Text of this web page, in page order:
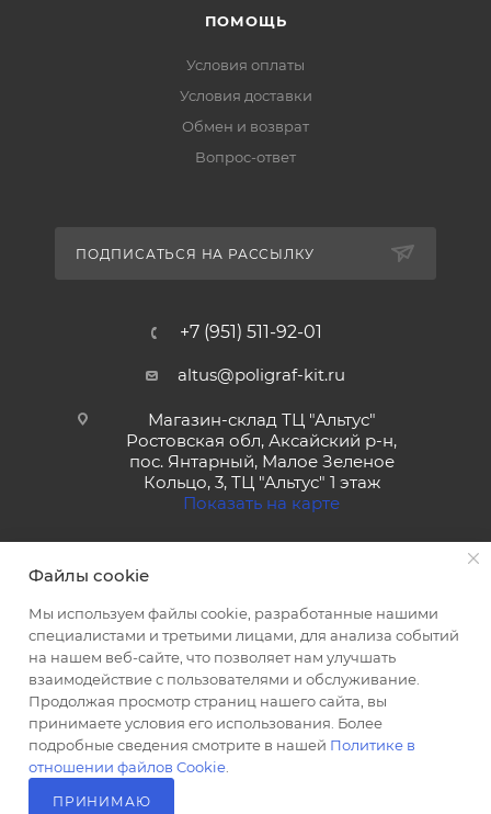
ПОМОЩЬ
Условия оплаты
Условия доставки
Обмен и возврат
Вопрос-ответ
ПОДПИСАТЬСЯ НА РАССЫЛКУ
+7 (951) 511-92-01
altus@poligraf-kit.ru
Магазин-склад ТЦ "Альтус"
Ростовская обл, Аксайский р-н,
пос. Янтарный, Малое Зеленое
Кольцо, 3, ТЦ "Альтус" 1 этаж
Показать на карте
2026 © Полиграф кит - интернет-магазин
Файлы cookie
Мы используем файлы cookie, разработанные нашими
специалистами и третьими лицами, для анализа событий
на нашем веб-сайте, что позволяет нам улучшать
взаимодействие с пользователями и обслуживание.
Продолжая просмотр страниц нашего сайта, вы
принимаете условия его использования. Более
подробные сведения смотрите в нашей Политике в
отношении файлов Cookie
ПРИНИМАЮ